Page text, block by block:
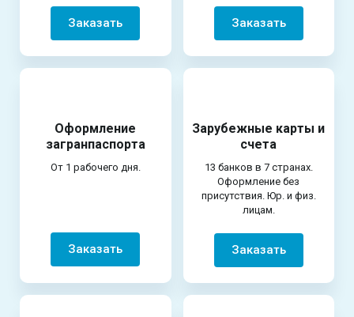
Заказать Заказать
Оформление
загранпаспорта
От 1 рабочего дня.
Заказать
Зарубежные карты и
счета
13 банков в 7 странах.
Оформление без
присутствия. Юр. и физ.
лицам.
Заказать